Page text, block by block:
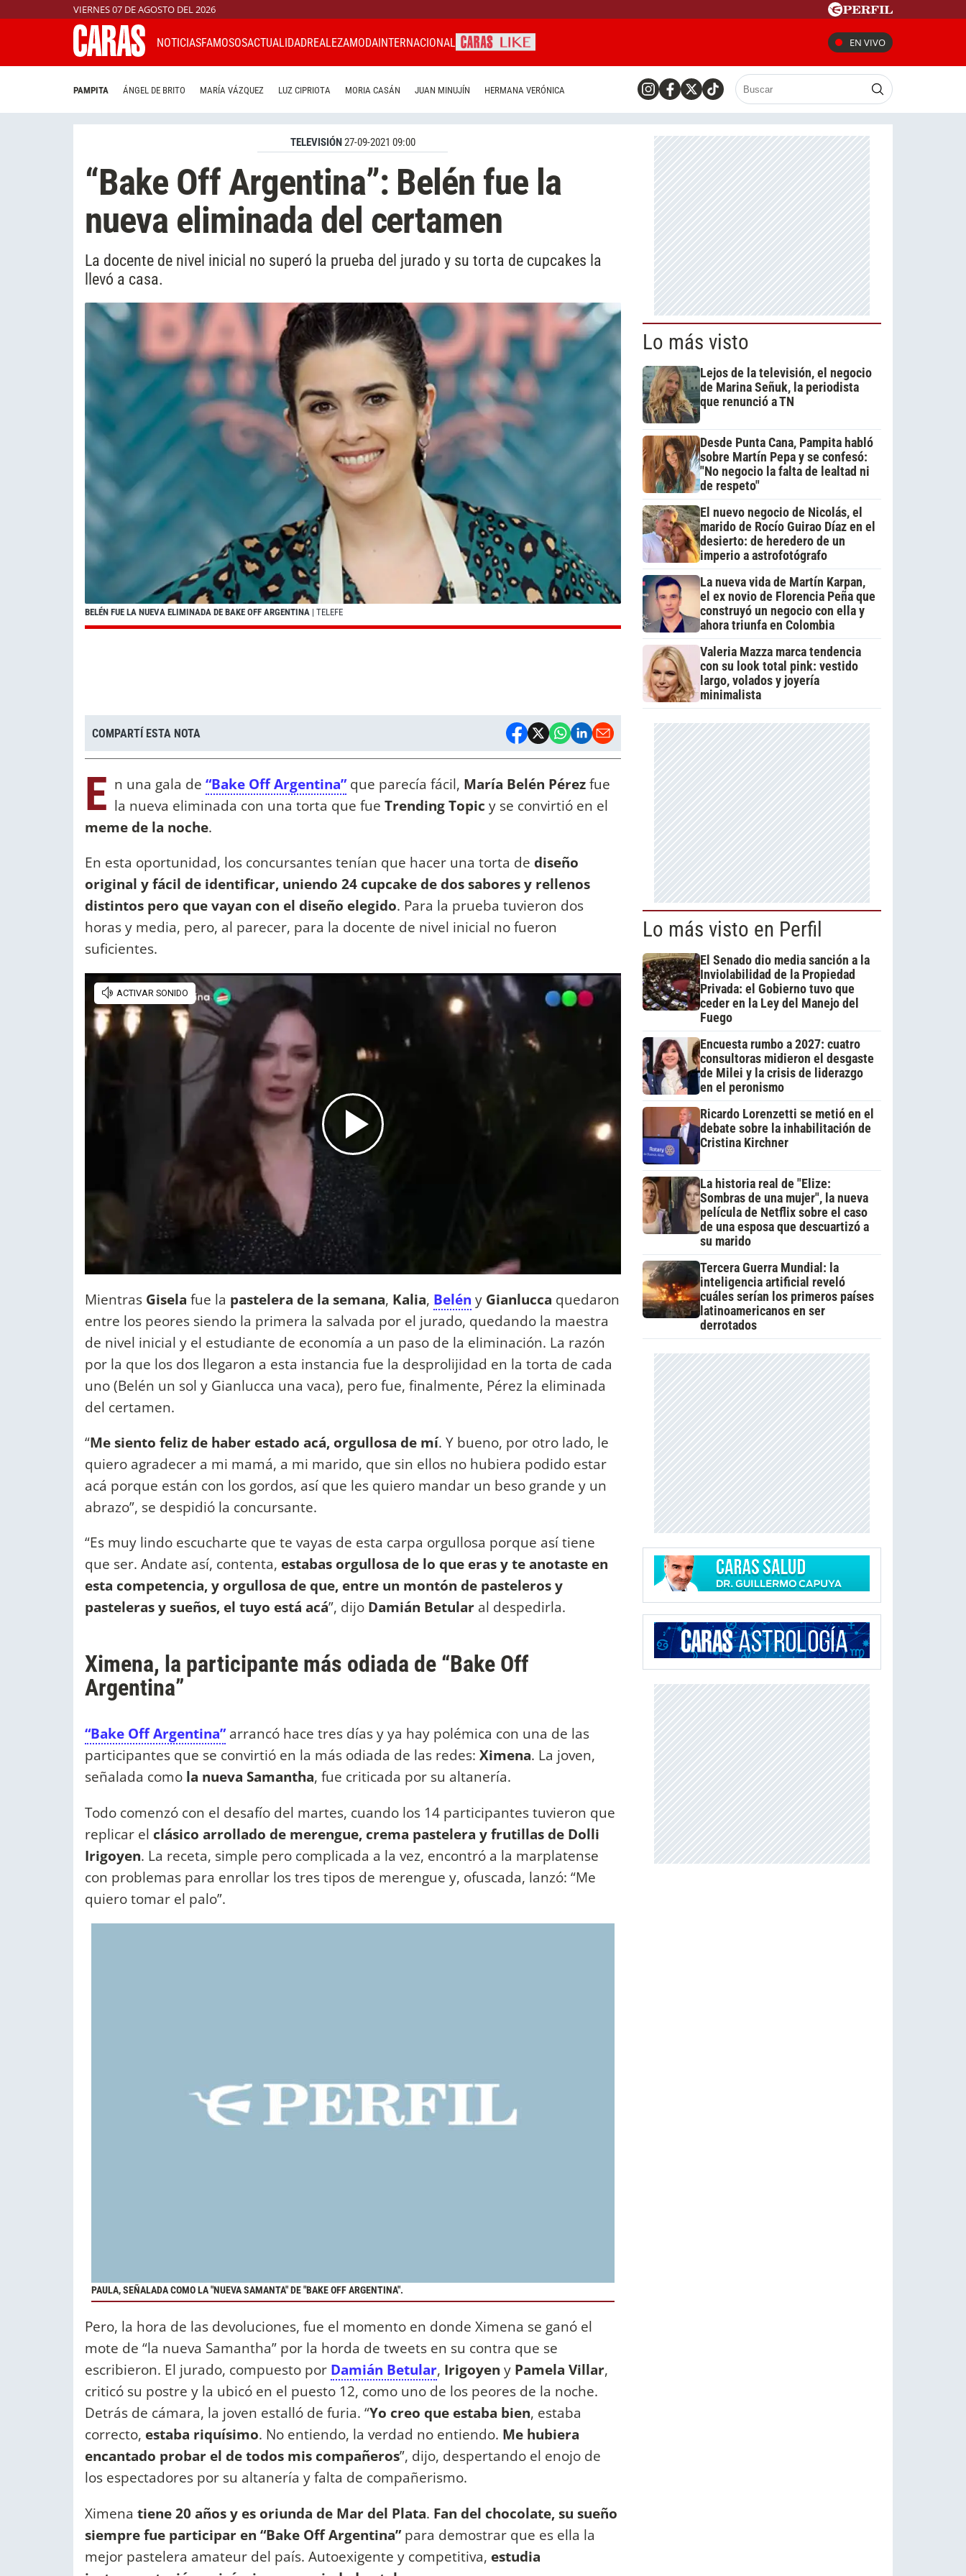
VIERNES 07 DE AGOSTO DEL 2026
NOTICIASFAMOSOSACTUALIDADREALEZAMODAINTERNACIONAL EN VIVO
PAMPITA ÁNGEL DE BRITO MARÍA VÁZQUEZ LUZ CIPRIOTA MORIA CASÁN JUAN MINUJÍN HERMANA VERÓNICA
TELEVISIÓN27-09-2021 09:00
“Bake Off Argentina”: Belén fue la
nueva eliminada del certamen
La docente de nivel inicial no superó la prueba del jurado y su torta de cupcakes la
llevó a casa.
BELÉN FUE LA NUEVA ELIMINADA DE BAKE OFF ARGENTINA | TELEFE
COMPARTÍ ESTA NOTA
E n una gala de “Bake Off Argentina” que parecía fácil, María Belén Pérezfue
la nueva eliminada con una torta que fue Trending Topic y se convirtió en el
meme de la noche.
En esta oportunidad, los concursantes tenían que hacer una torta de diseño
original y fácil de identificar, uniendo 24 cupcake de dos sabores y rellenos
distintos pero que vayan con el diseño elegido. Para la prueba tuvieron dos
horas y media, pero, al parecer, para la docente de nivel inicial no fueron
suficientes.
Mientras Gisela fue la pastelera de la semana, Kalia, Belén y Gianlucca quedaron
entre los peores siendo la primera la salvada por el jurado, quedando la maestra
de nivel inicial y el estudiante de economía a un paso de la eliminación. La razón
por la que los dos llegaron a esta instancia fue la desprolijidad en la torta de cada
uno (Belén un sol y Gianlucca una vaca), pero fue, finalmente, Pérez la eliminada
del certamen.
“Me siento feliz de haber estado acá, orgullosa de mí. Y bueno, por otro lado, le
quiero agradecer a mi mamá, a mi marido, que sin ellos no hubiera podido estar
acá porque están con los gordos, así que les quiero mandar un beso grande y un
abrazo”, se despidió la concursante.
“Es muy lindo escucharte que te vayas de esta carpa orgullosa porque así tiene
que ser. Andate así, contenta, estabas orgullosa de lo que eras y te anotaste en
esta competencia, y orgullosa de que, entre un montón de pasteleros y
pasteleras y sueños, el tuyo está acá”, dijo Damián Betular al despedirla.
Ximena, la participante más odiada de “Bake Off
Argentina”
“Bake Off Argentina”arrancó hace tres días y ya hay polémica con una de las
participantes que se convirtió en la más odiada de las redes: Ximena. La joven,
señalada como la nueva Samantha, fue criticada por su altanería.
Todo comenzó con el desafío del martes, cuando los 14 participantes tuvieron que
replicar el clásico arrollado de merengue, crema pastelera y frutillas de Dolli
Irigoyen. La receta, simple pero complicada a la vez, encontró a la marplatense
con problemas para enrollar los tres tipos de merengue y, ofuscada, lanzó: “Me
quiero tomar el palo”.
PAULA, SEÑALADA COMO LA "NUEVA SAMANTA" DE "BAKE OFF ARGENTINA".
Pero, la hora de las devoluciones, fue el momento en donde Ximena se ganó el
mote de “la nueva Samantha” por la horda de tweets en su contra que se
escribieron. El jurado, compuesto por Damián Betular, Irigoyen y Pamela Villar,
criticó su postre y la ubicó en el puesto 12, como uno de los peores de la noche.
Detrás de cámara, la joven estalló de furia. “Yo creo que estaba bien, estaba
correcto, estaba riquísimo. No entiendo, la verdad no entiendo. Me hubiera
encantado probar el de todos mis compañeros”, dijo, despertando el enojo de
los espectadores por su altanería y falta de compañerismo.
Ximena tiene 20 años y es oriunda de Mar del Plata. Fan del chocolate, su sueño
siempre fue participar en “Bake Off Argentina”para demostrar que es ella la
mejor pastelera amateur del país. Autoexigente y competitiva, estudia
Lo más visto
Lejos de la televisión, el negocio
de Marina Señuk, la periodista
que renunció a TN
Desde Punta Cana, Pampita habló
sobre Martín Pepa y se confesó:
"No negocio la falta de lealtad ni
de respeto"
El nuevo negocio de Nicolás, el
marido de Rocío Guirao Díaz en el
desierto: de heredero de un
imperio a astrofotógrafo
La nueva vida de Martín Karpan,
el ex novio de Florencia Peña que
construyó un negocio con ella y
ahora triunfa en Colombia
Valeria Mazza marca tendencia
con su look total pink: vestido
largo, volados y joyería
minimalista
Lo más visto en Perfil
El Senado dio media sanción a la
Inviolabilidad de la Propiedad
Privada: el Gobierno tuvo que
ceder en la Ley del Manejo del
Fuego
Encuesta rumbo a 2027: cuatro
consultoras midieron el desgaste
de Milei y la crisis de liderazgo
en el peronismo
Ricardo Lorenzetti se metió en el
debate sobre la inhabilitación de
Cristina Kirchner
La historia real de "Elize:
Sombras de una mujer", la nueva
película de Netflix sobre el caso
de una esposa que descuartizó a
su marido
Tercera Guerra Mundial: la
inteligencia artificial reveló
cuáles serían los primeros países
latinoamericanos en ser
derrotados